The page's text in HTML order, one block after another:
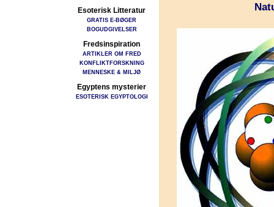
Esoterisk Litteratur
GRATIS E-BØGER
BOGUDGIVELSER
Fredsinspiration
ARTIKLER OM FRED
KONFLIKTFORSKNING
MENNESKE & MILJØ
Egyptens mysterier
ESOTERISK EGYPTOLOGI